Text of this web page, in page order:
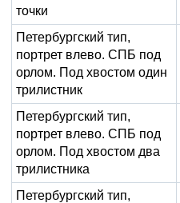
точки
Петербургский тип,
портрет влево. СПБ под
орлом. Под хвостом один
трилистник
Петербургский тип,
портрет влево. СПБ под
орлом. Под хвостом два
трилистника
Петербургский тип,